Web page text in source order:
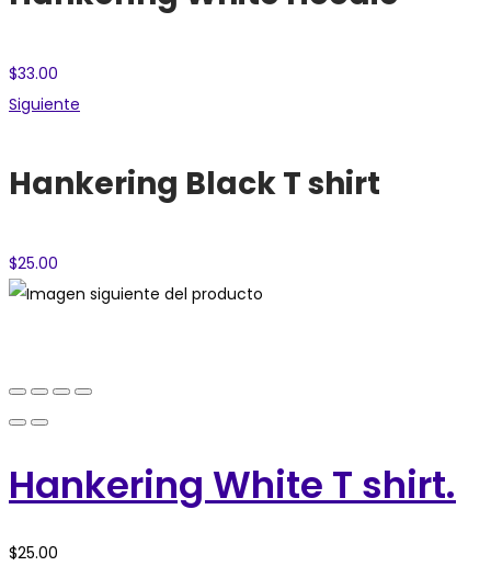
$33.00
Siguiente
Hankering Black T shirt
$25.00
Hankering White T shirt.
$25.00